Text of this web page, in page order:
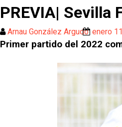
PREVIA| Sevilla
Arnau González Argudo enero
Primer partido del 2022